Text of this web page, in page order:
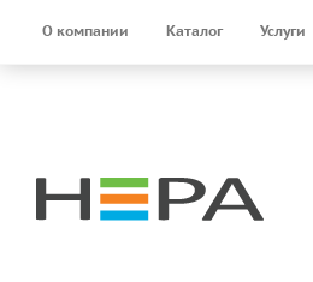
О компании Каталог Услуги